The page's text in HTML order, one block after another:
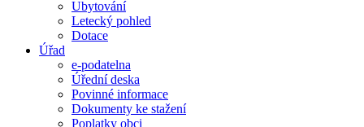
Ubytování
Letecký pohled
Dotace
Úřad
e-podatelna
Úřední deska
Povinné informace
Dokumenty ke stažení
Poplatky obci